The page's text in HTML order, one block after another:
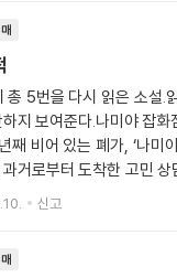
마디로 ‘제 앞가림도 못하
로 모자라 어른이 된 후에
로 겨우 생계를 유지하고
로 말하자면 ‘단도직입’
을 의뢰한 사람들에게
려주시다니, 참 고맙군요.
도 다행이에요. 대학을
5번을 다시 읽은 소설.
지 보여준다.나미야 잡
째 비어 있는 폐가, ‘나미
거로부터 도착한 고민 상
밤의 이야기를 그린다. 작
신고